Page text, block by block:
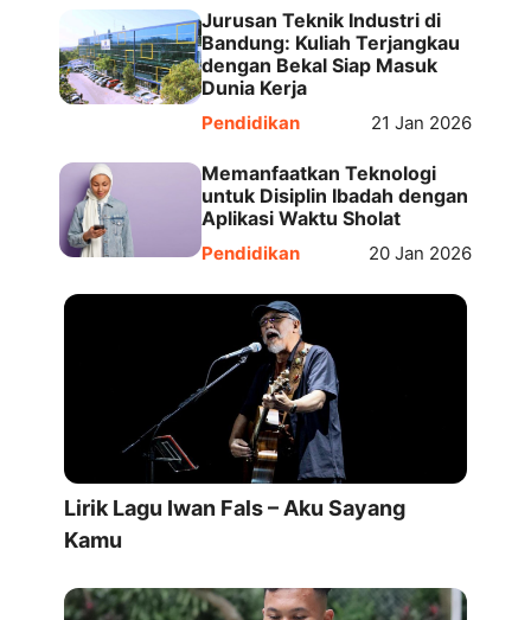
Jurusan Teknik Industri di
Bandung: Kuliah Terjangkau
dengan Bekal Siap Masuk
Dunia Kerja
Pendidikan 21 Jan 2026
Memanfaatkan Teknologi
untuk Disiplin Ibadah dengan
Aplikasi Waktu Sholat
Pendidikan 20 Jan 2026
Lirik Lagu Iwan Fals – Aku Sayang
Kamu